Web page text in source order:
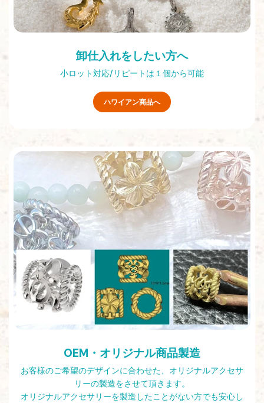
卸仕入れをしたい方へ
小ロット対応/リピートは１個から可能
ハワイアン商品へ
OEM・オリジナル商品製造
お客様のご希望のデザインに合わせた、オリジナルアクセサ
リーの製造をさせて頂きます。
オリジナルアクセサリーを製造したことがない方でも安心し